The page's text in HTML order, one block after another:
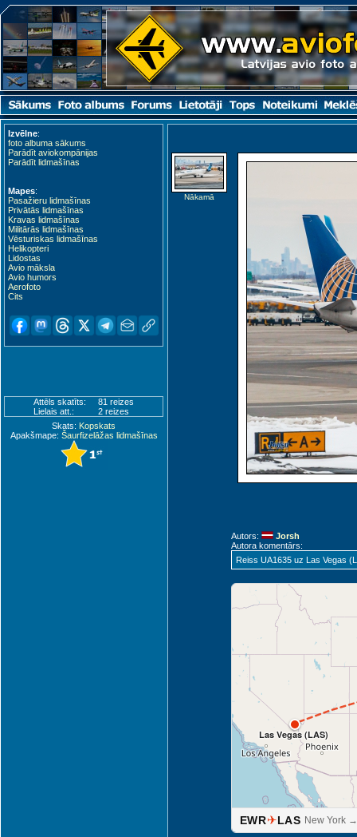
Izvēlne:
foto albuma sākums
Parādīt aviokompānijas
Parādīt lidmašīnas
Mapes:
Pasažieru lidmašīnas
Privātās lidmašīnas
Kravas lidmašīnas
Militārās lidmašīnas
Vēsturiskas lidmašīnas
Helikopteri
Lidostas
Avio māksla
Avio humors
Aerofoto
Cits
Attēls skatīts:
81 reizes
Lielais att.:
2 reizes
Skats: Kopskats
Apakšmape: Šaurfizelāžas lidmašīnas
Nākamā
Autors:
Jorsh
Autora komentārs:
Reiss UA1635 uz Las Vegas
Las Vegas (LAS)
EWR✈LAS New York